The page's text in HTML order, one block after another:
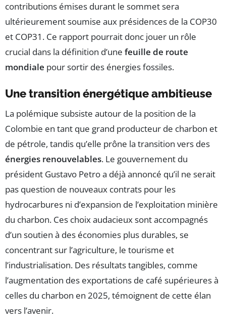
contributions émises durant le sommet sera
ultérieurement soumise aux présidences de la COP30
et COP31. Ce rapport pourrait donc jouer un rôle
crucial dans la définition d’une feuille de route
mondiale pour sortir des énergies fossiles.
Une transition énergétique ambitieuse
La polémique subsiste autour de la position de la
Colombie en tant que grand producteur de charbon et
de pétrole, tandis qu’elle prône la transition vers des
énergies renouvelables. Le gouvernement du
président Gustavo Petro a déjà annoncé qu’il ne serait
pas question de nouveaux contrats pour les
hydrocarbures ni d’expansion de l’exploitation minière
du charbon. Ces choix audacieux sont accompagnés
d’un soutien à des économies plus durables, se
concentrant sur l’agriculture, le tourisme et
l’industrialisation. Des résultats tangibles, comme
l’augmentation des exportations de café supérieures à
celles du charbon en 2025, témoignent de cette élan
vers l’avenir.